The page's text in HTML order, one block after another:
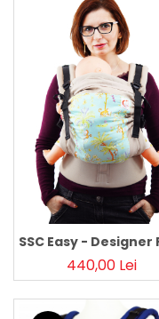
SSC Easy -
440,00 Lei